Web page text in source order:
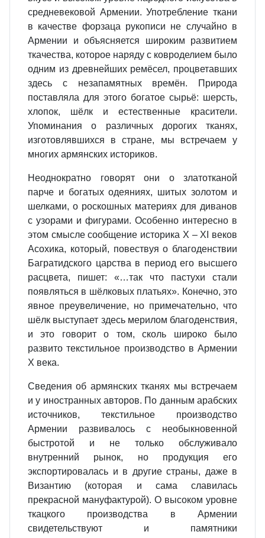
средневековой Армении. Употребление ткани
в качестве форзаца рукописи не случайно в
Армении и объясняется широким развитием
ткачества, которое наряду с ковроделием было
одним из древнейших ремёсел, процветавших
здесь с незапамятных времён. Природа
поставляла для этого богатое сырьё: шерсть,
хлопок, шёлк и естественные красители.
Упоминания о различных дорогих тканях,
изготовлявшихся в стране, мы встречаем у
многих армянских историков.
Неоднократно говорят они о златотканой
парче и богатых одеяниях, шитых золотом и
шелками, о роскошных материях для диванов
с узорами и фигурами. Особенно интересно в
этом смысле сообщение историка X – XI веков
Асохика, который, повествуя о благоденствии
Багратидского царства в период его высшего
расцвета, пишет: «…так что пастухи стали
появляться в шёлковых платьях». Конечно, это
явное преувеличение, но примечательно, что
шёлк выступает здесь мерилом благоденствия,
и это говорит о том, сколь широко было
развито текстильное производство в Армении
X века.
Сведения об армянских тканях мы встречаем
и у иностранных авторов. По данным арабских
источников, текстильное производство
Армении развивалось с необыкновенной
быстротой и не только обслуживало
внутренний рынок, но продукция его
экспортировалась и в другие страны, даже в
Византию (которая и сама славилась
прекрасной мануфактурой). О высоком уровне
ткацкого производства в Армении
свидетельствуют и памятники